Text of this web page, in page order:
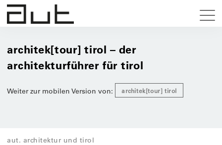
architek[tour] tirol – der
architekturführer für tirol
Weiter zur mobilen Version von: architek[tour] tirol
aut. architektur und tirol